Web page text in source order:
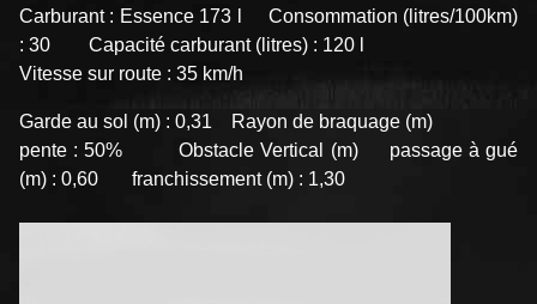
Carburant : Essence 173 l Consommation (litres/100km)
: 30 Capacité carburant (litres) : 120 l
Vitesse sur route : 35 km/h
Garde au sol (m) : 0,31 Rayon de braquage (m)
pente : 50% Obstacle Vertical (m) passage à gué
(m) : 0,60 franchissement (m) : 1,30